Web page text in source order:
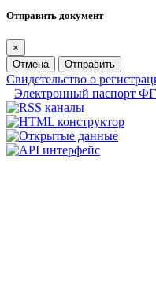
Отправить документ
×
Отмена
Отправить
Свидетельство о
Электронный паспорт